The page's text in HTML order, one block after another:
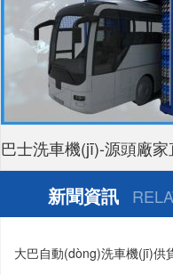
巴士洗車機(jī)-源頭廠家
惠[隆茂鑫
新聞資訊
大巴自動(dòng)洗車機(jī)供